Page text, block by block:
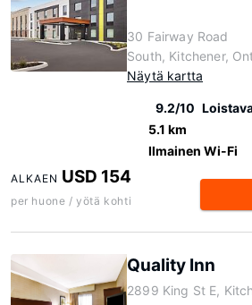
30 Fairway Road
South, Kitchener,
Näytä kartta
9.2/10
5.1 km
Ilmainen Wi-Fi
ALKAEN USD 154
per huone / yötä kohti
Quality Inn
2899 King St E,